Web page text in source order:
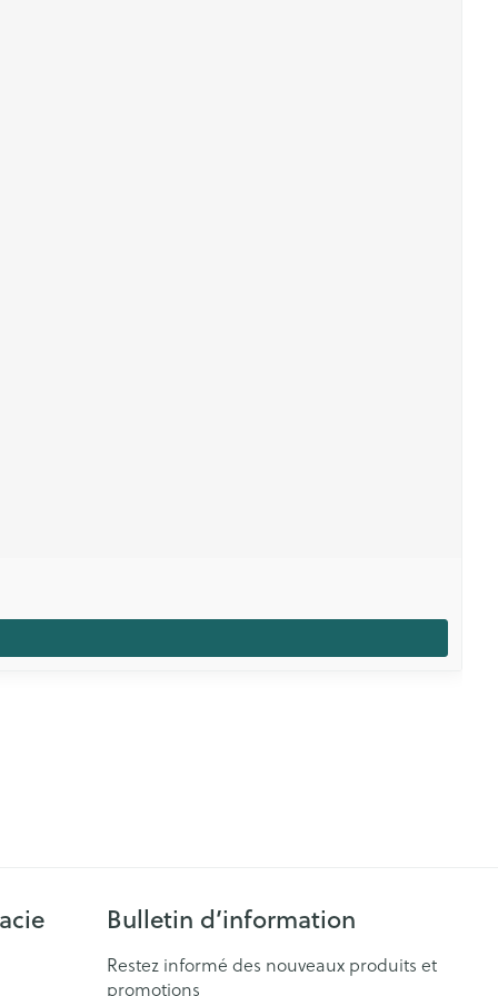
Bulletin d’information
Restez informé des nouveaux produits et
promotions